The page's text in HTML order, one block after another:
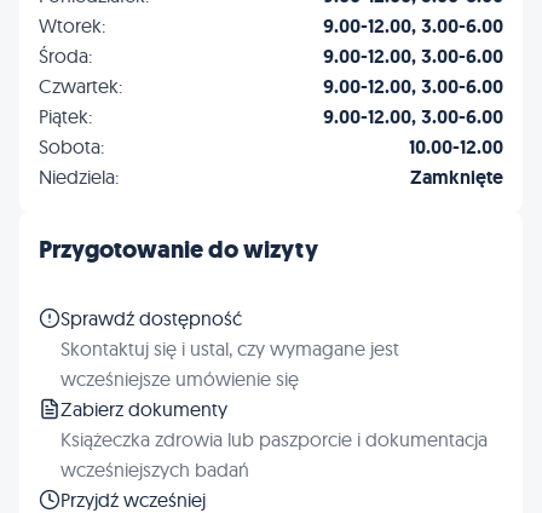
Wtorek: 9.00-12.00, 3.00-6.00
Środa: 9.00-12.00, 3.00-6.00
Czwartek: 9.00-12.00, 3.00-6.00
Piątek: 9.00-12.00, 3.00-6.00
Sobota: 10.00-12.00
Niedziela: Zamknięte
Przygotowanie do wizyty
Sprawdź dostępność
Skontaktuj się i ustal, czy wymagane jest
wcześniejsze umówienie się
Zabierz dokumenty
Książeczka zdrowia lub paszporcie i dokumentacja
wcześniejszych badań
Przyjdź wcześniej